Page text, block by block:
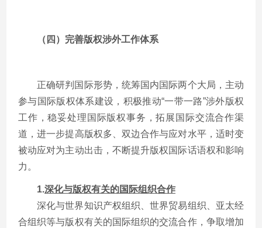
（四）完善版权涉外工作体系
正确研判国际形势，统筹国内国际两个大局，主动
参与国际版权体系建设，积极推动“一带一路”涉外版权
工作，稳妥处理国际版权事务，拓展国际交流合作渠
道，进一步提高版权多、双边合作与应对水平，适时变
被动应对为主动出击，不断提升版权国际话语权和影响
力。
1.深化与版权有关的国际组织合作
深化与世界知识产权组织、世界贸易组织、亚太经
合组织等与版权有关的国际组织的交流合作，争取增加